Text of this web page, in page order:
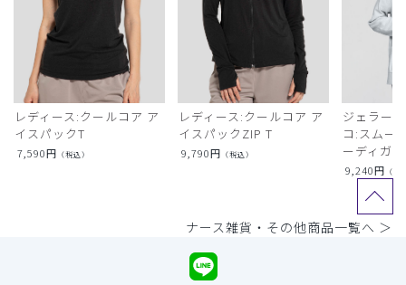
レディース:クールコア ア
イスパックT
7,590円 （税込）
レディース:クールコア ア
イスパックZIP T
9,790円 （税込）
ジェラー
コ:スムー
ーディガン
9,240円 （税
ナース雑貨・その他商品一覧へ ＞